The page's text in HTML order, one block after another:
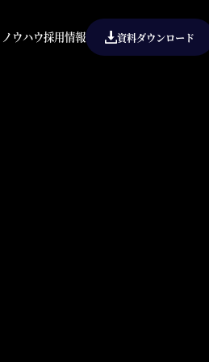
ノウハウ採用情報 資料ダウンロード